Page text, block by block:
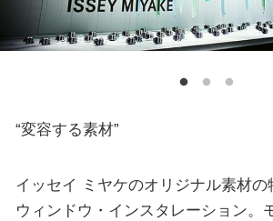
“変容する素材”
イッセイ ミヤケのオリジナル素材の
ウィンドウ・インスタレーション。